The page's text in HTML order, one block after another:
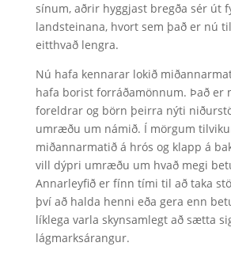
sínum, aðrir hyggjast bregða sér út
landsteinana, hvort sem það er nú
eitthvað lengra.
Nú hafa kennarar lokið
hafa borist forráðamönnum. Það er
foreldrar og börn þeirra nýti
umræðu um námið. Í mörgum
miðannarmatið á hrós og klapp á
vill dýpri umræðu um hvað megi
Annarleyfið er fínn tími til að taka
því að halda henni eða gera enn
líklega varla skynsamlegt að sætta
lágmarksárangur.